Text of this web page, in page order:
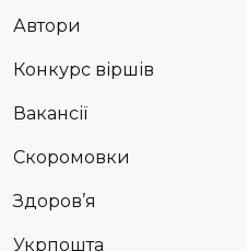
Автори
Конкурс віршів
Вакансії
Скоромовки
Здоров’я
Укрпошта